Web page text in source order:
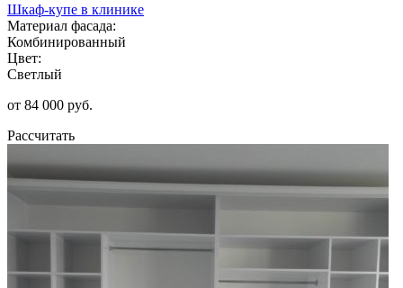
Шкаф-купе в клинике
Материал фасада:
Комбинированный
Цвет:
Светлый
от 84 000 руб.
Рассчитать